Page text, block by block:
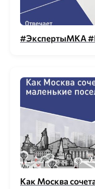
#ЭкспертыМКА
Как Москва